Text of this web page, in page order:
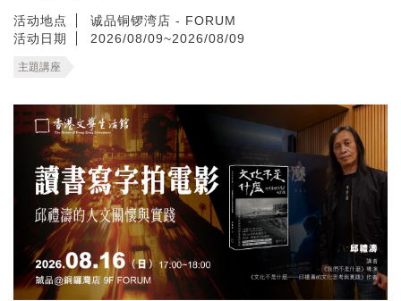
活动地点
诚品铜锣湾店 - FORUM
活动日期
2026/08/09~2026/08/09
主題講座